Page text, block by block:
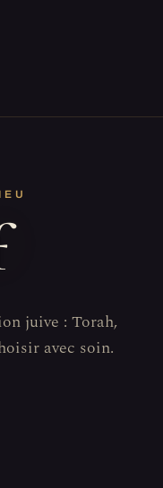
juive : Torah,
avec soin.